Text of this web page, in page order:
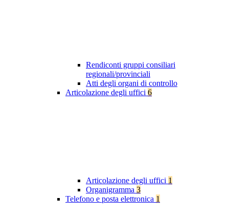
Rendiconti gruppi consiliari
regionali/provinciali
Atti degli organi di controllo
Articolazione degli uffici 6
Articolazione degli uffici 1
Organigramma 3
Telefono e posta elettronica 1